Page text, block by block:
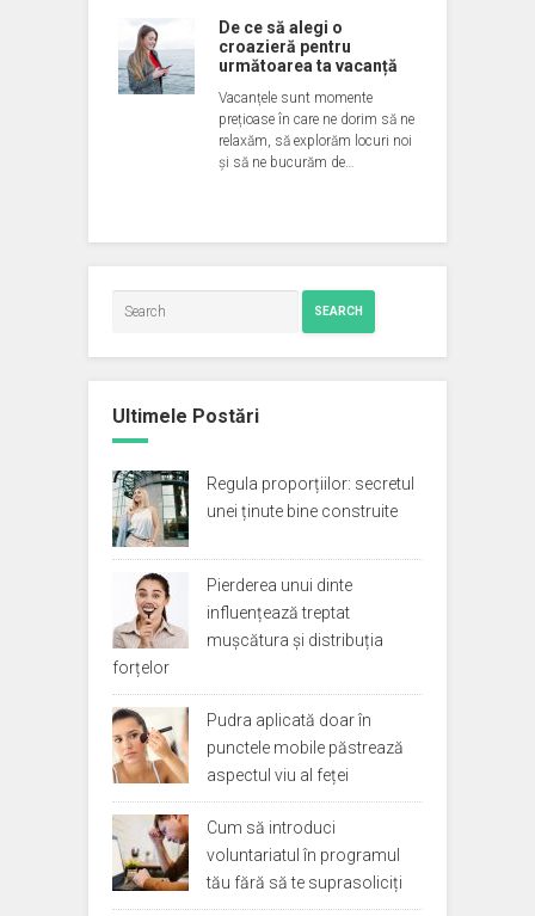
De ce să alegi o
croazieră pentru
următoarea ta vacanță
Vacanțele sunt momente
prețioase în care ne dorim să ne
relaxăm, să explorăm locuri noi
și să ne bucurăm de…
SEARCH
Ultimele Postări
Regula proporțiilor: secretul
unei ținute bine construite
Pierderea unui dinte
influențează treptat
mușcătura și distribuția
forțelor
Pudra aplicată doar în
punctele mobile păstrează
aspectul viu al feței
Cum să introduci
voluntariatul în programul
tău fără să te suprasoliciți